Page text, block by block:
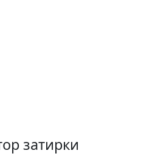
затирки